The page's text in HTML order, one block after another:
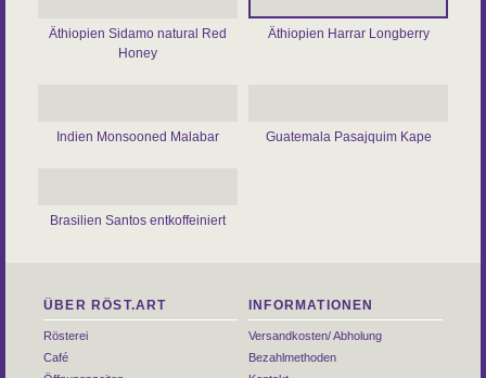
Äthiopien Sidamo natural Red
Honey
Äthiopien Harrar Longberry
Indien Monsooned Malabar Guatemala Pasajquim Kape
Brasilien Santos entkoffeiniert
ÜBER RÖST.ART
Rösterei
Café
INFORMATIONEN
Versandkosten/ Abholung
Bezahlmethoden